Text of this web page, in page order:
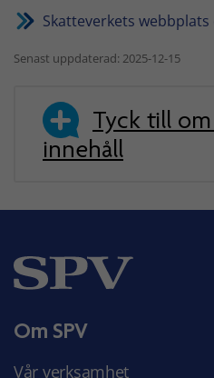
Skatteverkets webbplats
Senast uppdaterad: 2025-12-15
Tyck till om
innehåll
Om SPV
Vår verksamhet